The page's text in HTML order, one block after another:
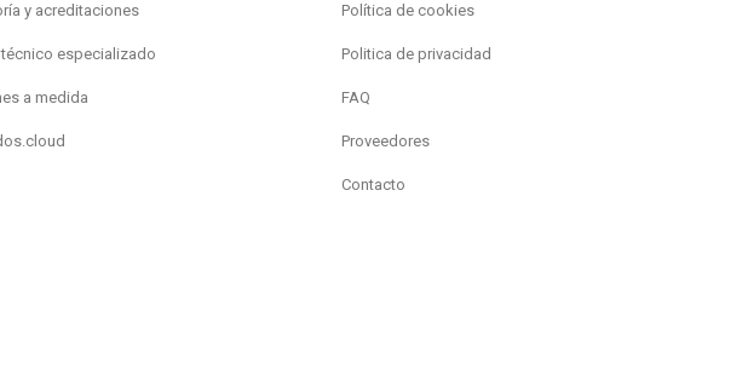
y acreditaciones
especializado
a medida
Política de cookies
Politica de privacidad
FAQ
Proveedores
Contacto